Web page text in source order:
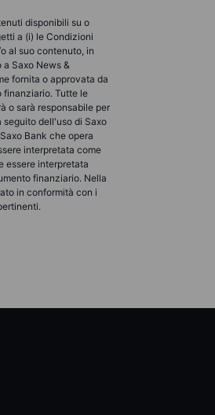
disponibili su o
a (i) le Condizioni
al suo contenuto, in
Saxo News &
fornita o approvata da
finanziario. Tutte le
o sarà responsabile per
dell'uso di Saxo
Bank che opera
interpretata come
essere interpretata
finanziario. Nella
in conformità con i